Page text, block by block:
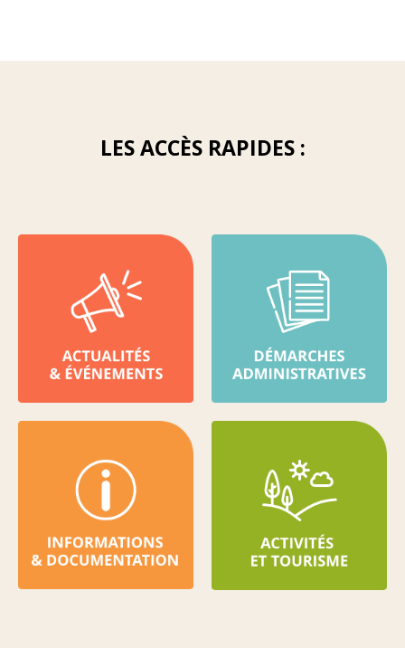
LES ACCÈS RAPIDES :